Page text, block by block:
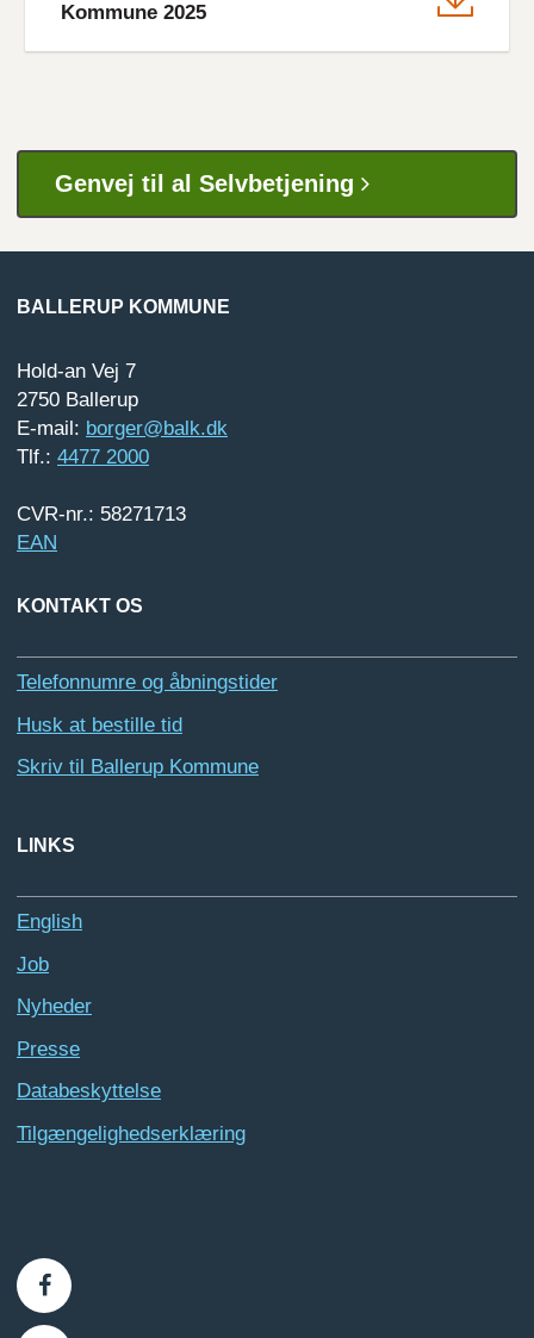
Kommune 2025
Genvej til al Selvbetjening
BALLERUP KOMMUNE
Hold-an Vej 7
2750 Ballerup
E-mail: borger@balk.dk
Tlf.: 4477 2000
CVR-nr.: 58271713
EAN
KONTAKT OS
Telefonnumre og åbningstider
Husk at bestille tid
Skriv til Ballerup Kommune
LINKS
English
Job
Nyheder
Presse
Databeskyttelse
Tilgængelighedserklæring